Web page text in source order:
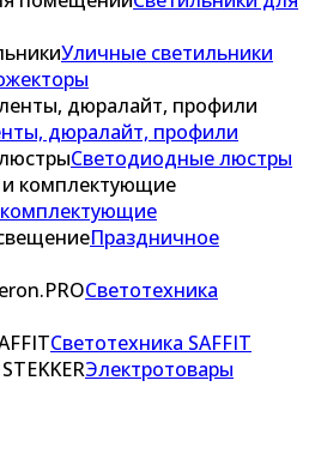
Уличные светильники
дюралайт, профили
Светодиодные люстры
Праздничное
Светотехника
Светотехника SAFFIT
Электротовары